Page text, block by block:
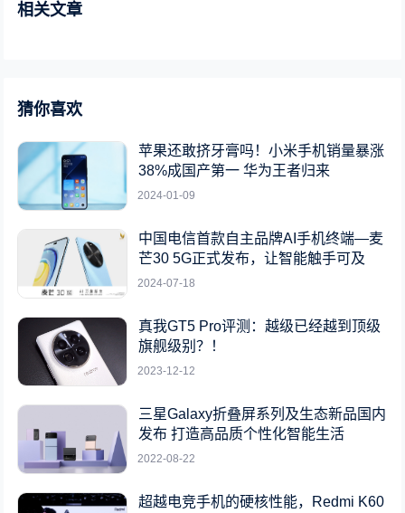
相关文章
猜你喜欢
苹果还敢挤牙膏吗！小米手机销量暴涨
38%成国产第一 华为王者归来
2024-01-09
中国电信首款自主品牌AI手机终端—麦
芒30 5G正式发布，让智能触手可及
2024-07-18
真我GT5 Pro评测：越级已经越到顶级
旗舰级别？！
2023-12-12
三星Galaxy折叠屏系列及生态新品国内
发布 打造高品质个性化智能生活
2022-08-22
超越电竞手机的硬核性能，Redmi K60